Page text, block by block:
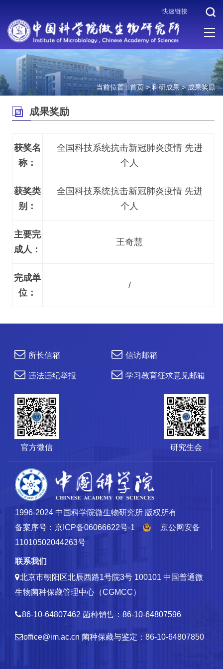
快速链接
当前位置 : 首页>科研成果>成果奖励
成果奖励
获奖名
称：
全国科技系统抗击新冠肺炎疫情 先进
个人
获奖类
别：
全国科技系统抗击新冠肺炎疫情 先进
个人
主要完
成人：
王奇慧
完成单
位：
/
所长信箱 信访邮箱
违法违纪举报 学习教育征求意见邮箱
官方微信 研究生会
1996-2024 中国科学院微生物研究所 版权所有
备案序号：京ICP备06066622号-1
京公网安备
11010502044263号
联系我们
北京市朝阳区北辰西路1号院3号 100101 中国普通微
生物菌种保藏管理中心（CGMCC）
86-10-64807462 菌种销售：86-10-64807596
office@im.ac.cn 菌种保藏与鉴定：86-10-64807850